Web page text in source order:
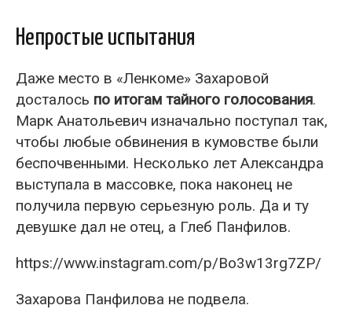
Непростые испытания
Даже место в «Ленкоме» Захаровой
досталось по итогам тайного голосования.
Марк Анатольевич изначально поступал так,
чтобы любые обвинения в кумовстве были
беспочвенными. Несколько лет Александра
выступала в массовке, пока наконец не
получила первую серьезную роль. Да и ту
девушке дал не отец, а Глеб Панфилов.
https://www.instagram.com/p/Bo3w13rg7ZP/
Захарова Панфилова не подвела.